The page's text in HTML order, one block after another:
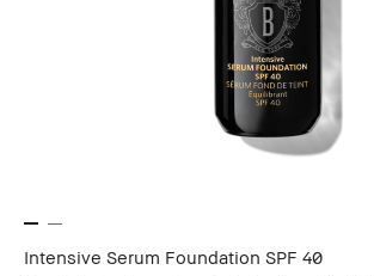
Intensive Serum Foundation SPF 40